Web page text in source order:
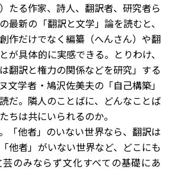
たる作家、詩人、翻訳者、研究者ら
最新の「翻訳と文学」論を読むと、
作だけでなく編纂（へんさん）や翻
が具体的に実感できる。とりわけ、
翻訳と権力の関係などを研究」する
文学者・鳩沢佐美夫の「自己構築」
だ。隣人のことばに、どんなことば
ちは共にいられるのか。
「他者」のいない世界なら、翻訳は
他者」がいない世界など、どこにも
のみならず文化すべての基礎にあ